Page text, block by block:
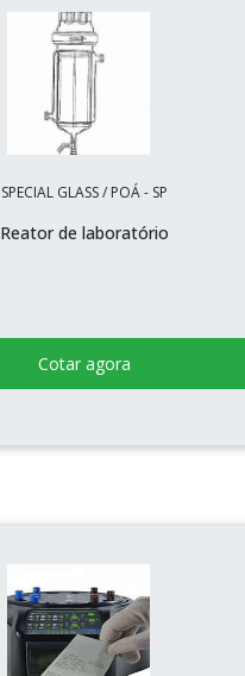
SPECIAL GLASS / POÁ - SP
Reator de laboratório
Cotar agora